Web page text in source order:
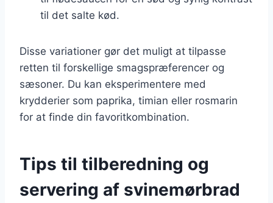
til det salte kød.
Disse variationer gør det muligt at tilpasse
retten til forskellige smagspræferencer og
sæsoner. Du kan eksperimentere med
krydderier som paprika, timian eller rosmarin
for at finde din favoritkombination.
Tips til tilberedning og
servering af svinemørbrad